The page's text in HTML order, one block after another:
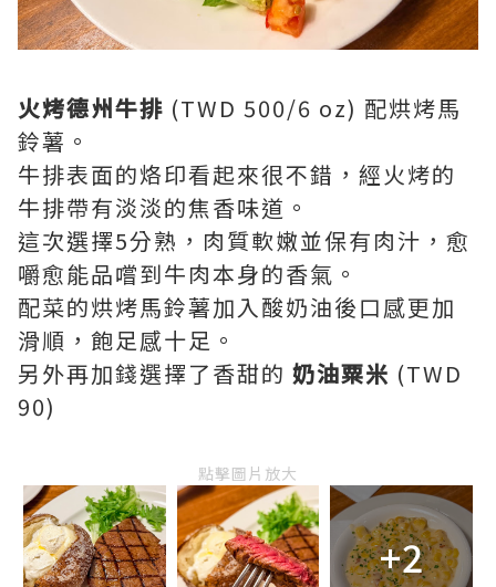
火烤德州牛排 (TWD 500/6 oz) 配烘烤馬
鈴薯。
牛排表面的烙印看起來很不錯，經火烤的
牛排帶有淡淡的焦香味道。
這次選擇5分熟，肉質軟嫩並保有肉汁，愈
嚼愈能品嚐到牛肉本身的香氣。
配菜的烘烤馬鈴薯加入酸奶油後口感更加
滑順，飽足感十足。
另外再加錢選擇了香甜的 奶油粟米 (TWD
90)
點擊圖片放大
+2